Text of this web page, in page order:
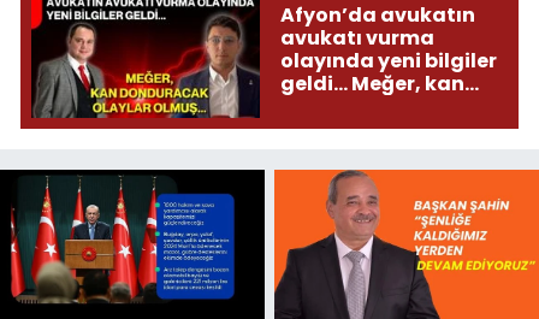
Afyon’da avukatın
avukatı vurma
olayında yeni bilgiler
geldi... Meğer, kan
olmuş...